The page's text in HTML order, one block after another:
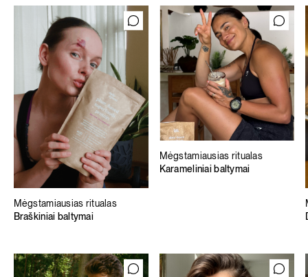
Mėgstamiausias ritualas
Braškiniai baltymai
Mėgstamiausias ritualas
Karameliniai baltymai